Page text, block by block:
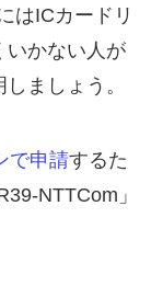
はICカードリ
いかない人が
ましょう。
で申請するた
NTTCom」